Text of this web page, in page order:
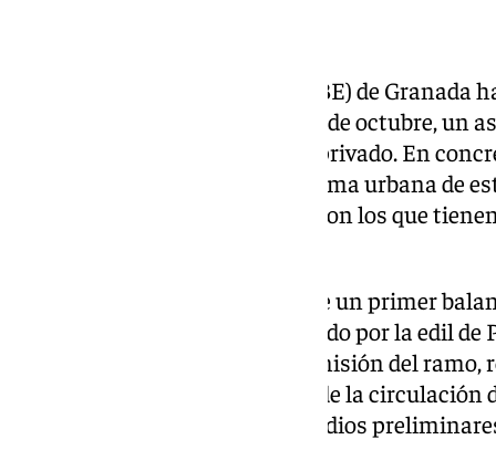
(ZBE) de Granada
vigor con sanciones el pasado 1 de octubre, un
público y una disminución del privado. En
un 7,89% la circulación en la trama urbana de
etiqueta medioambiental, que son los que
Este último dato, en el marco de un primer
del PP, de la ZBE, ha sido facilitado por la edil
Movilidad, Ana Agudo, en la comisión del
en la «disminución paulatina» de la
ambiental, sobre la que los estudios